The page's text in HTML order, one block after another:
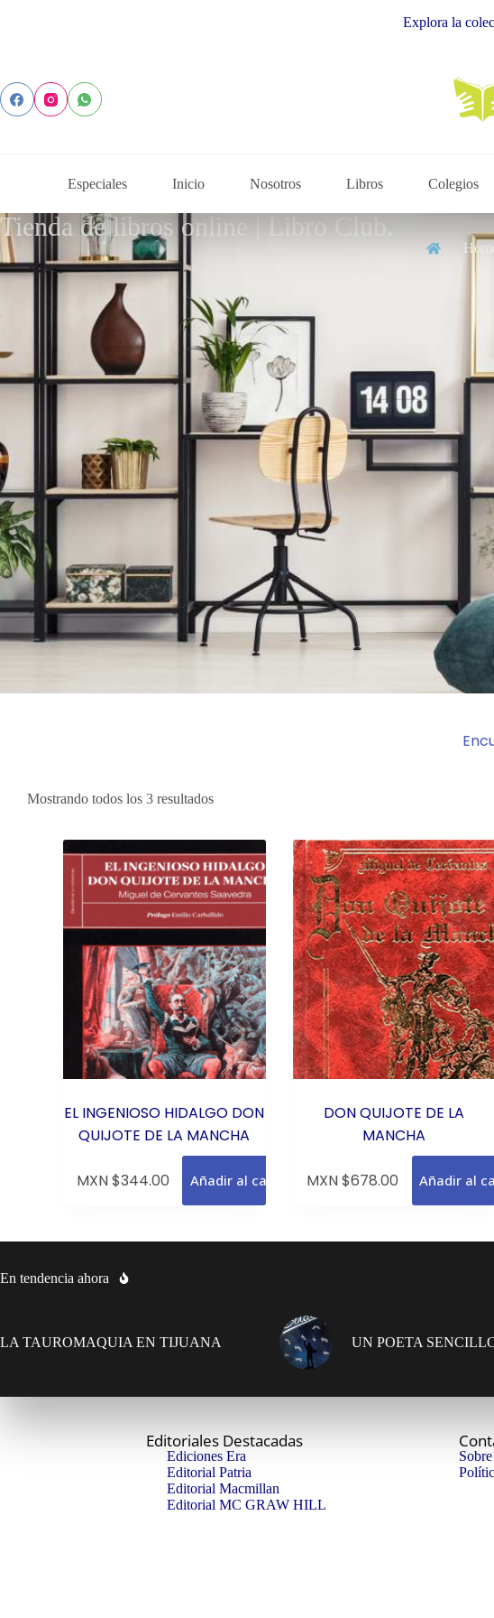
Explora la colección
Especiales Inicio Nosotros Libros Colegios
Tienda de libros online | Libro Club.
Mostrando todos los 3 resultados
EL INGENIOSO HIDALGO DON
QUIJOTE DE LA MANCHA
MXN $344.00 Añadir al carrito
DON QUIJOTE DE LA
MANCHA
MXN $678.00 Añadir al
En tendencia ahora
LA TAUROMAQUIA EN TIJUANA UN POETA
Editoriales Destacadas
Ediciones Era
Editorial Patria
Editorial Macmillan
Editorial MC GRAW HILL